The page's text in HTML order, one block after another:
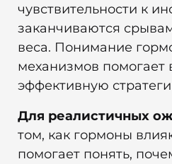
чувствительности к
заканчиваются
веса. Понимание
механизмов помогает
эффективную
Для реалистичных
том, как гормоны
помогает понять,